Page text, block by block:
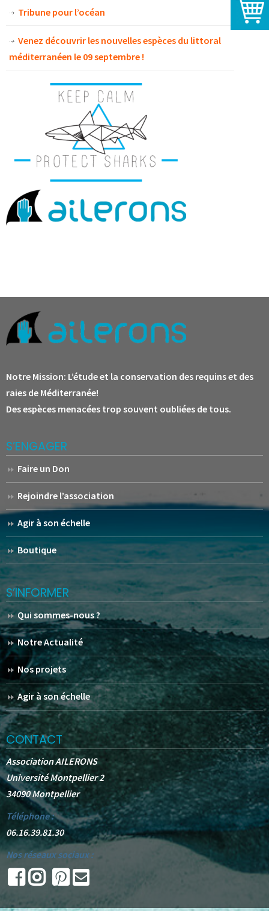
Tribune pour l’océan
Venez découvrir les nouvelles espèces du littoral
méditerranéen le 09 septembre !
Notre Mission: L’étude et la conservation des requins et des
raies de Méditerranée!
Des espèces menacées trop souvent oubliées de tous.
S’ENGAGER
Faire un Don
Rejoindre l’association
Agir à son échelle
Boutique
S’INFORMER
Qui sommes-nous ?
Notre Actualité
Nos projets
Agir à son échelle
CONTACT
Association AILERONS
Université Montpellier 2
34090 Montpellier
Téléphone :
06.16.39.81.30
Nos réseaux sociaux :